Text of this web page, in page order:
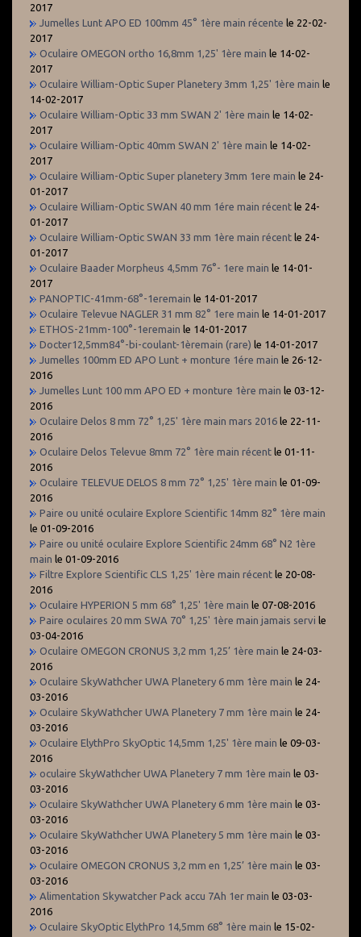
2017
Jumelles Lunt APO ED 100mm 45° 1ère main récente le 22-02-
2017
Oculaire OMEGON ortho 16,8mm 1,25' 1ère main le 14-02-
2017
Oculaire William-Optic Super Planetery 3mm 1,25' 1ère main le
14-02-2017
Oculaire William-Optic 33 mm SWAN 2' 1ère main le 14-02-
2017
Oculaire William-Optic 40mm SWAN 2' 1ère main le 14-02-
2017
Oculaire William-Optic Super planetery 3mm 1ere main le 24-
01-2017
Oculaire William-Optic SWAN 40 mm 1ére main récent le 24-
01-2017
Oculaire William-Optic SWAN 33 mm 1ère main récent le 24-
01-2017
Oculaire Baader Morpheus 4,5mm 76°- 1ere main le 14-01-
2017
PANOPTIC-41mm-68°-1eremain le 14-01-2017
Oculaire Televue NAGLER 31 mm 82° 1ere main le 14-01-2017
ETHOS-21mm-100°-1eremain le 14-01-2017
Docter12,5mm84°-bi-coulant-1èremain (rare) le 14-01-2017
Jumelles 100mm ED APO Lunt + monture 1ére main le 26-12-
2016
Jumelles Lunt 100 mm APO ED + monture 1ère main le 03-12-
2016
Oculaire Delos 8 mm 72° 1,25' 1ère main mars 2016 le 22-11-
2016
Oculaire Delos Televue 8mm 72° 1ère main récent le 01-11-
2016
Oculaire TELEVUE DELOS 8 mm 72° 1,25' 1ère main le 01-09-
2016
Paire ou unité oculaire Explore Scientific 14mm 82° 1ère main
le 01-09-2016
Paire ou unité oculaire Explore Scientific 24mm 68° N2 1ère
main le 01-09-2016
Filtre Explore Scientific CLS 1,25' 1ère main récent le 20-08-
2016
Oculaire HYPERION 5 mm 68° 1,25' 1ère main le 07-08-2016
Paire oculaires 20 mm SWA 70° 1,25' 1ère main jamais servi le
03-04-2016
Oculaire OMEGON CRONUS 3,2 mm 1,25’ 1ère main le 24-03-
2016
Oculaire SkyWathcher UWA Planetery 6 mm 1ère main le 24-
03-2016
Oculaire SkyWathcher UWA Planetery 7 mm 1ère main le 24-
03-2016
Oculaire ElythPro SkyOptic 14,5mm 1,25' 1ère main le 09-03-
2016
oculaire SkyWathcher UWA Planetery 7 mm 1ère main le 03-
03-2016
Oculaire SkyWathcher UWA Planetery 6 mm 1ère main le 03-
03-2016
Oculaire SkyWathcher UWA Planetery 5 mm 1ère main le 03-
03-2016
Oculaire OMEGON CRONUS 3,2 mm en 1,25’ 1ère main le 03-
03-2016
Alimentation Skywatcher Pack accu 7Ah 1er main le 03-03-
2016
Oculaire SkyOptic ElythPro 14,5mm 68° 1ère main le 15-02-